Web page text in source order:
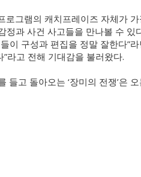
로그램의 캐치프레이즈 자체가
과 사건 사고들을 만나볼 수 있
이 구성과 편집을 정말 잘한다”라
라고 전해 기대감을 불러왔다.
들고 돌아오는 ‘장미의 전쟁’은